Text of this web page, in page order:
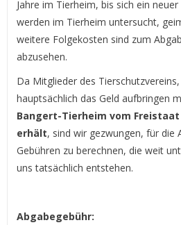
Jahre im Tierheim, bis sich ein
werden im Tierheim untersucht,
weitere Folgekosten sind zum
abzusehen.
Da Mitglieder des
hauptsächlich das Geld aufbringen
Bangert-Tierheim vom Freistaat
erhält, sind wir gezwungen, für die
Gebühren zu berechnen, die weit
uns tatsächlich entstehen.
Abgabegebühr: